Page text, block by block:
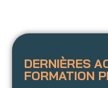
DERNIÈRES
FORMATION